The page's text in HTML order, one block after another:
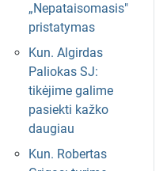
„Nepataisomasis"
pristatymas
Kun. Algirdas
Paliokas SJ:
tikėjime galime
pasiekti kažko
daugiau
Kun. Robertas